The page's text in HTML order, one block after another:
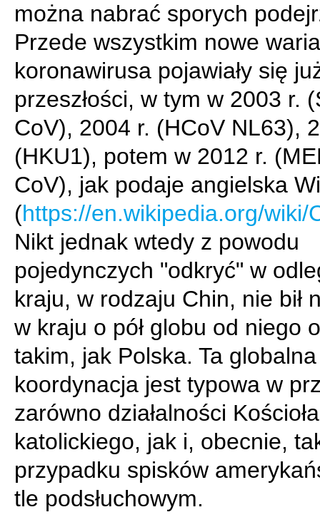
można nabrać sporych
Przede wszystkim nowe
koronawirusa pojawiały się
przeszłości, w tym w 2003 r.
CoV), 2004 r. (HCoV NL63),
(HKU1), potem w 2012 r.
CoV), jak podaje angielska
(https://en.wikipedia.org/wiki/
Nikt jednak wtedy z powodu
pojedynczych "odkryć" w
kraju, w rodzaju Chin, nie bił
w kraju o pół globu od niego
takim, jak Polska. Ta globalna
koordynacja jest typowa w
zarówno działalności Kościoła
katolickiego, jak i, obecnie,
przypadku spisków
tle podsłuchowym.